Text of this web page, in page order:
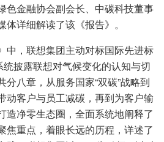
色金融协会副会长、中碳科技董事
详细解读了该《报告》。
中，联想集团主动对标国际先进标
披露联想对气候变化的认知与切
八章，从服务国家“双碳”战略到
动客户与员工减碳，再到为客户输
造净零生态圈，全面系统地阐释了
焦重点，着眼长远的历程，详述了